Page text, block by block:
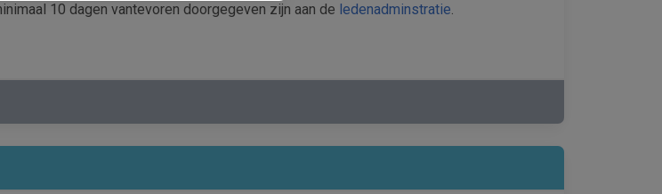
10 dagen vantevoren doorgegeven zijn aan de ledenadminstratie.